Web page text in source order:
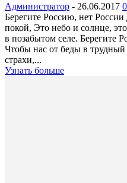
Администратор - 26.06.2017 0
Берегите Россию, нет
покой, Это небо и солнце,
в позабытом селе. Берегите
Чтобы нас от беды в
страхи,...
Узнать больше